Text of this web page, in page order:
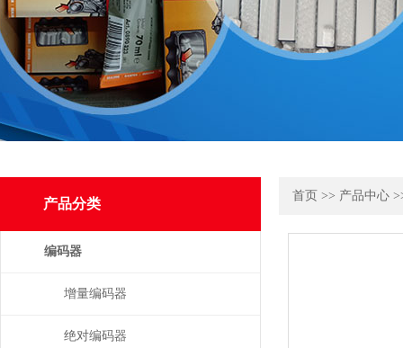
产品分类
编码器
增量编码器
绝对编码器
首页 >> 产品中心